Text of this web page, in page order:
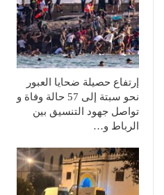
إرتفاع حصيلة ضحايا العبور
نحو سبتة إلى 57 حالة وفاة و
تواصل جهود التنسيق بين
الرباط و…